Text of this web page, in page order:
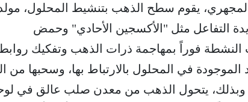
يقوم سطح الذهب بتنشيط المحلول،
التفاعل مثل "الأكسجين الأحادي" وحمض
النشطة فوراً بمهاجمة ذرات الذهب وتفكيك
الموجودة في المحلول بالارتباط بها، وسحبها من
وبذلك، يتحول الذهب من معدن صلب عالق في